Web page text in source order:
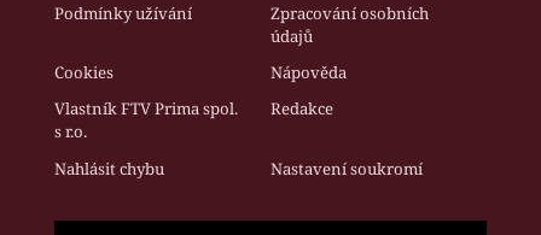
Podmínky užívání
Zpracování osobních
údajů
Cookies
Nápověda
Vlastník FTV Prima spol.
s r.o.
Redakce
Nahlásit chybu Nastavení soukromí